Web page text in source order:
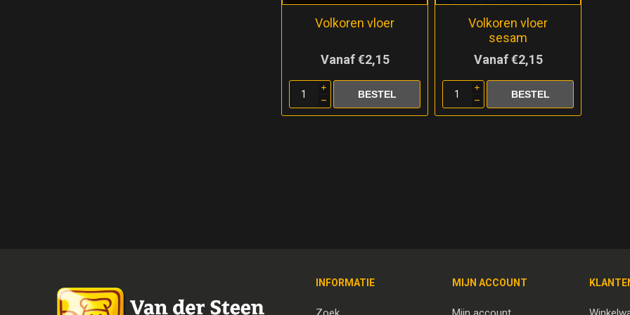
Volkoren vloer
Vanaf €2,15
i
h
Volkoren vloer
sesam
Vanaf €2,15
i
h
INFORMATIE MIJN ACCOUNT